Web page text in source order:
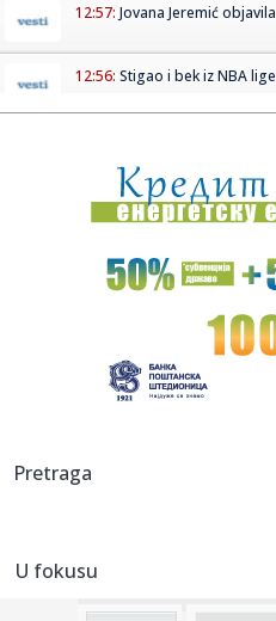
12:57: Jovana Jeremić
12:56: Stigao i bek iz NBA
12:51:Rukometni savez
12:50:Avokado
znaju kako
Amerikanac kog
12:46:Vučić se oglasio o
kojom se...
12:43:
Pretraga
U fokusu